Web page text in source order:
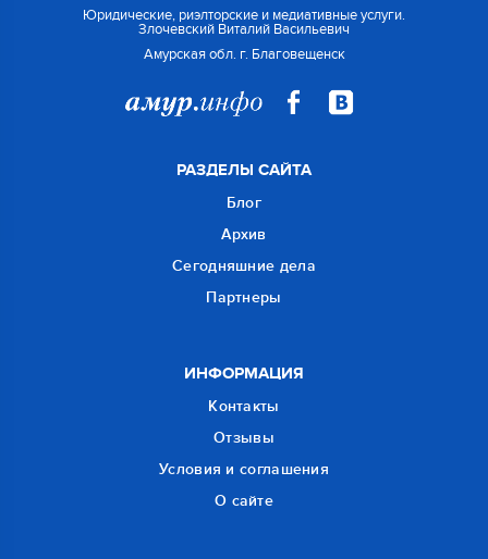
Юридические, риэлторские и медиативные услуги.
Злочевский Виталий Васильевич
Амурская обл. г. Благовещенск
РАЗДЕЛЫ САЙТА
Блог
Архив
Сегодняшние дела
Партнеры
ИНФОРМАЦИЯ
Контакты
Отзывы
Условия и соглашения
О сайте